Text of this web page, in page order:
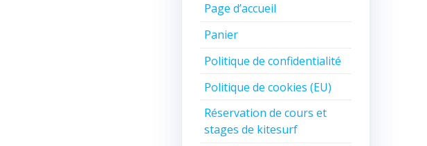
Page d’accueil
Panier
Politique de confidentialité
Politique de cookies (EU)
Réservation de cours et
stages de kitesurf